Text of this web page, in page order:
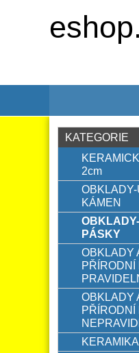
KATEGORIE
2cm
KÁMEN
PÁSKY
OBKLADY
PŘÍRODNÍ
OBKLADY
PŘÍRODNÍ